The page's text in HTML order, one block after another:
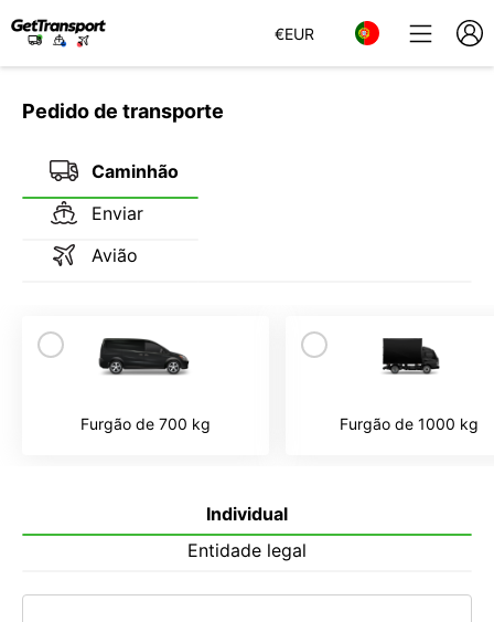
€EUR
Pedido de transporte
Caminhão
Enviar
Avião
Furgão de 700 kg Furgão de 1000 kg
Individual
Entidade legal